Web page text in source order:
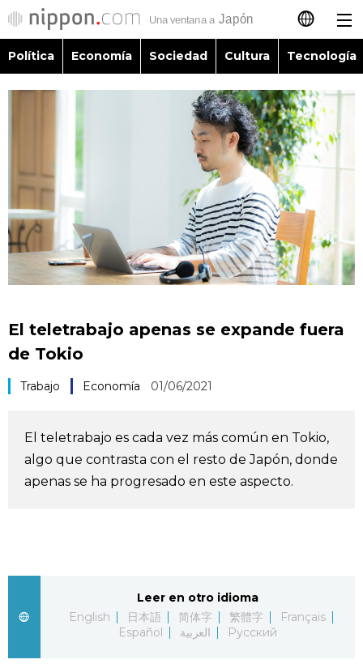
日本語
English
简体字
繁體字
Français
العربية
Economía
Sociedad
Tecnología
Vida
Guía de Japón
Vídeos e imágenes
Noticias
Datos de Japón
official SNS
Política Economía Sociedad Cultura Tecnología
El teletrabajo apenas se expande fuera
de Tokio
Trabajo Economía 01/06/2021
El teletrabajo es cada vez más común en Tokio,
algo que contrasta con el resto de Japón, donde
apenas se ha progresado en este aspecto.
Leer en otro idioma
English
日本語 简体字 繁體字
Français
Español
العربية Русский